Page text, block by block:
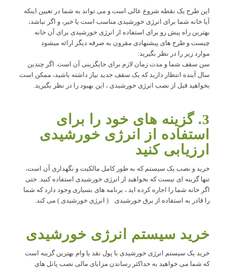
این طرح یک نقطه شروع عالی است و می تواند به شما در تعیین اینکه
آیا خانه شما برای انرژی خورشیدی مناسب است یا خیر، و اگر نباشد،
بهترین راه پیش رو برای استفاده از انرژی خورشیدی برای آن خانه
چیست و طرح های پیشنهادی مقرون به صرفه دیگر ارائه میشود
موارد زیر را در نظر بگیرید:
سن سقف شما و مدت زمان لازم برای جایگزینی آن است. اگر چندین
سال آینده انتظار دارید که یک سقف جدید نیاز داشته باشید، ممکن است
بخواهید قبل از نصب انرژی خورشیدی ، این بهبود را در نظر بگیرید.
3. گزینه های خود را برای
استفاده از انرژی خورشیدی
ارزیابی کنید
خرید و نصب یک سیستم که به طور کامل مالکیت و نگهداری آن است،
تنها گزینه ای نیست که بخواهید از انرژی خورشیدی استفاده کنید. حتی
اگر خانه شما را اجاره کرده اید ، برنامه های بسیاری وجود دارد که شما
را قادر به استفاده از برق خورشیدی ( انرژی خورشیدی ) می کند.
خرید سیستم انرژی خورشیدی
خرید یک سیستم انرژی خورشیدی با پول نقد یا وام بهترین گزینه است
که شما می خواهید به حداکثر رساندن مزایای مالی نصب پانل های